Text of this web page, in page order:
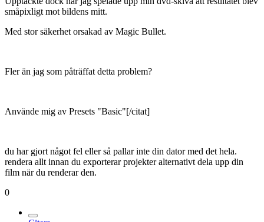
småpixligt mot bildens mitt.
Med stor säkerhet orsakad av Magic Bullet.
Fler än jag som påträffat detta problem?
Använde mig av Presets "Basic"[/citat]
du har gjort något fel eller så pallar inte din dator med det hela.
rendera allt innan du exporterar projekter alternativt dela upp din
film när du renderar den.
0